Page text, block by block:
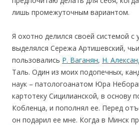
лишь промежуточным вариантом.
Я охотно делился своей системой с
выделялся Сережа Артишевский,
пользовались Р. Ваганян, Н.
Таль. Один из моих подопечных,
наук – патологоанатом Юра
картотеку Сицилианской, в основу
Кобленца, и пополнял ее. Перед
он подарил ее мне. Когда в Минск